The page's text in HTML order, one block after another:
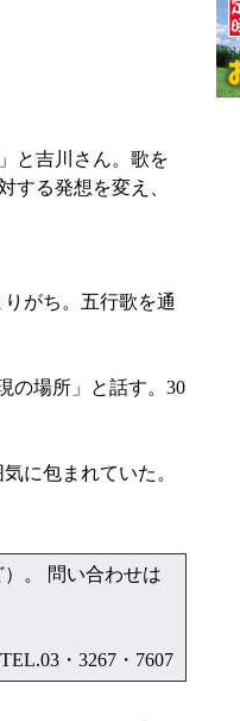
と吉川さん。歌を
する発想を変え、
がち。五行歌を通
の場所」と話す。30
に包まれていた。
。 問い合わせは
・3267・7607